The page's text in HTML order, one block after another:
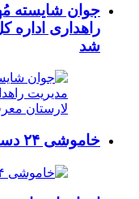
جوان شایسته
راهداری
شد
خاموشی ۲۴ دستگاه ماینر فاقد مجوز در لامرد